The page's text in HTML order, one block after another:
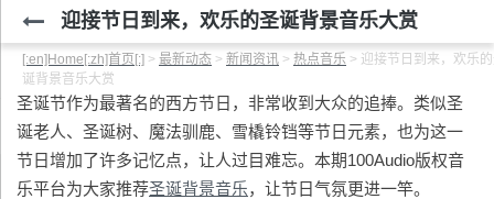
迎接节日到来，欢乐的圣诞背景音乐大赏
[:en]Home[:zh]首页[:] > 最新动态 > 新闻资讯 > 热点音乐 > 迎接节日到来，欢乐
诞背景音乐大赏
圣诞节作为最著名的西方节日，非常收到大众的追捧。类似圣
诞老人、圣诞树、魔法驯鹿、雪橇铃铛等节日元素，也为这一
节日增加了许多记忆点，让人过目难忘。本期100Audio版权音
乐平台为大家推荐圣诞背景音乐，让节日气氛更进一竿。